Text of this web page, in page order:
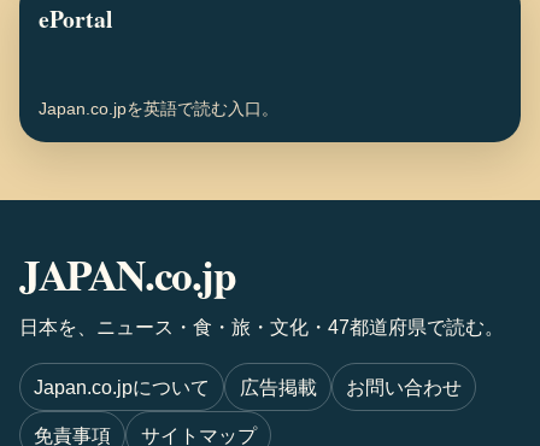
ePortal
Japan.co.jpを英語で読む入口。
JAPAN.co.jp
日本を、ニュース・食・旅・文化・47都道府県で読む。
Japan.co.jpについて 広告掲載 お問い合わせ
免責事項 サイトマップ